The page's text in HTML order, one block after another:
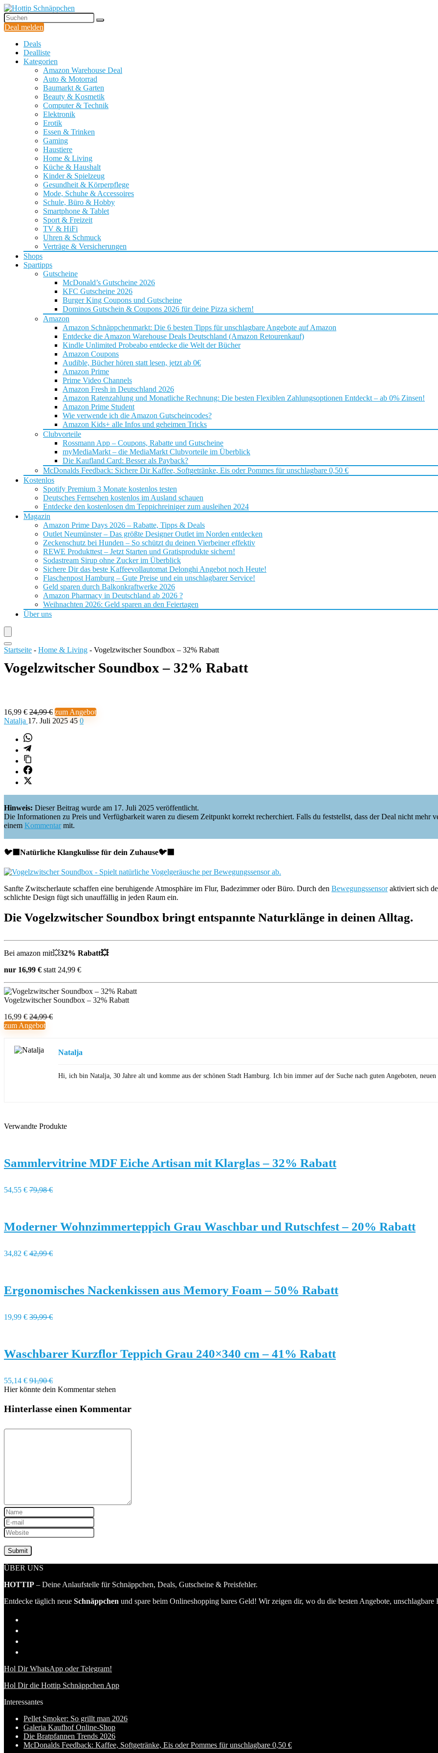
Deal melden
Deals
Dealliste
Kategorien
Amazon Warehouse Deal
Auto & Motorrad
Baumarkt & Garten
Beauty & Kosmetik
Computer & Technik
Elektronik
Erotik
Essen & Trinken
Gaming
Haustiere
Home & Living
Küche & Haushalt
Kinder & Spielzeug
Gesundheit & Körperpflege
Mode, Schuhe & Accessoires
Schule, Büro & Hobby
Smartphone & Tablet
Sport & Freizeit
TV & HiFi
Uhren & Schmuck
Verträge & Versicherungen
Shops
Spartipps
Gutscheine
McDonald’s Gutscheine 2026
KFC Gutscheine 2026
Burger King Coupons und Gutscheine
Dominos Gutschein & Coupons 2026 für deine Pizza sichern!
Amazon
Amazon Schnäppchenmarkt: Die 6 besten Tipps für unschlagbare Angebote auf Amazon
Entdecke die Amazon Warehouse Deals Deutschland (Amazon Retourenkauf)
Kindle Unlimited Probeabo entdecke die Welt der Bücher
Amazon Coupons
Audible, Bücher hören statt lesen, jetzt ab 0€
Amazon Prime
Prime Video Channels
Amazon Fresh in Deutschland 2026
Amazon Ratenzahlung und Monatliche Rechnung: Die besten Flexiblen Zahlungsoptionen Entdeckt – ab 0% Zinsen!
Amazon Prime Student
Wie verwende ich die Amazon Gutscheincodes?
Amazon Kids+ alle Infos und geheimen Tricks
Clubvorteile
Rossmann App – Coupons, Rabatte und Gutscheine
myMediaMarkt – die MediaMarkt Clubvorteile im Überblick
Die Kaufland Card: Besser als Payback?
McDonalds Feedback: Sichere Dir Kaffee, Softgetränke, Eis oder Pommes für unschlagbare 0,50 €
Kostenlos
Spotify Premium 3 Monate kostenlos testen
Deutsches Fernsehen kostenlos im Ausland schauen
Entdecke den kostenlosen dm Teppichreiniger zum ausleihen 2024
Magazin
Amazon Prime Days 2026 – Rabatte, Tipps & Deals
Outlet Neumünster – Das größte Designer Outlet im Norden entdecken
Zeckenschutz bei Hunden – So schützt du deinen Vierbeiner effektiv
REWE Produkttest – Jetzt Starten und Gratisprodukte sichern!
Sodastream Sirup ohne Zucker im Überblick
Sichere Dir das beste Kaffeevollautomat Delonghi Angebot noch Heute!
Flaschenpost Hamburg – Gute Preise und ein unschlagbarer Service!
Geld sparen durch Balkonkraftwerke 2026
Amazon Pharmacy in Deutschland ab 2026 ?
Weihnachten 2026: Geld sparen an den Feiertagen
Über uns
Startseite - Home & Living - Vogelzwitscher Soundbox – 32% Rabatt
Vogelzwitscher Soundbox – 32% Rabatt
16,99 € 24,99 € zum Angebot
Natalja 17. Juli 2025 45 0
Hinweis: Dieser Beitrag wurde am 17. Juli 2025 veröffentlicht.
Die Informationen zu Preis und Verfügbarkeit waren zu diesem Zeitpunkt korrekt recherchiert. Falls du feststellst, dass der Deal nicht mehr
einem Kommentarmit.
🐦‍⬛Natürliche Klangkulisse für dein Zuhause🐦‍⬛
Sanfte Zwitscherlaute schaffen eine beruhigende Atmosphäre im Flur, Badezimmer oder Büro. Durch den Bewegungssensoraktiviert sich
schlichte Design fügt sich unauffällig in jeden Raum ein.
Die Vogelzwitscher Soundbox bringt entspannte Naturklänge in deinen Alltag.
Bei amazon mit💥32% Rabatt💥
nur 16,99 € statt 24,99 €
Vogelzwitscher Soundbox – 32% Rabatt
16,99 € 24,99 €
zum Angebot
Natalja
Hi, ich bin Natalja, 30 Jahre alt und komme aus der schönen Stadt Hamburg. Ich bin immer auf der Suche nach guten Angeboten,
Verwandte Produkte
Sammlervitrine MDF Eiche Artisan mit Klarglas – 32% Rabatt
54,55 € 79,98 €
Moderner Wohnzimmerteppich Grau Waschbar und Rutschfest – 20% Rabatt
34,82 € 42,99 €
Ergonomisches Nackenkissen aus Memory Foam – 50% Rabatt
19,99 € 39,99 €
Waschbarer Kurzflor Teppich Grau 240×340 cm – 41% Rabatt
55,14 € 91,90 €
Hier könnte dein Kommentar stehen
Hinterlasse einen Kommentar
ÜBER UNS
HOTTIP – Deine Anlaufstelle für Schnäppchen, Deals, Gutscheine & Preisfehler.
Entdecke täglich neue Schnäppchen und spare beim Onlineshopping bares Geld! Wir zeigen dir, wo du die besten Angebote, unschlagbare
Hol Dir WhatsApp oder Telegram!
Hol Dir die Hottip Schnäppchen App
Interessantes
Pellet Smoker: So grillt man 2026
Galeria Kaufhof Online-Shop
Die Bratpfannen Trends 2026
McDonalds Feedback: Kaffee, Softgetränke, Eis oder Pommes für unschlagbare 0,50 €